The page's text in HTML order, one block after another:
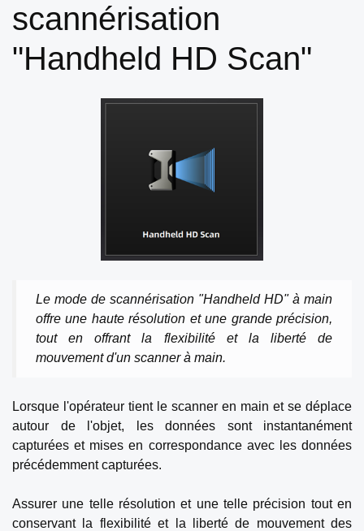
scannérisation
"Handheld HD Scan"
Le mode de scannérisation "Handheld HD" à main
offre une haute résolution et une grande précision,
tout en offrant la flexibilité et la liberté de
mouvement d'un scanner à main.
Lorsque l'opérateur tient le scanner en main et se déplace
autour de l'objet, les données sont instantanément
capturées et mises en correspondance avec les données
précédemment capturées.
Assurer une telle résolution et une telle précision tout en
conservant la flexibilité et la liberté de mouvement des